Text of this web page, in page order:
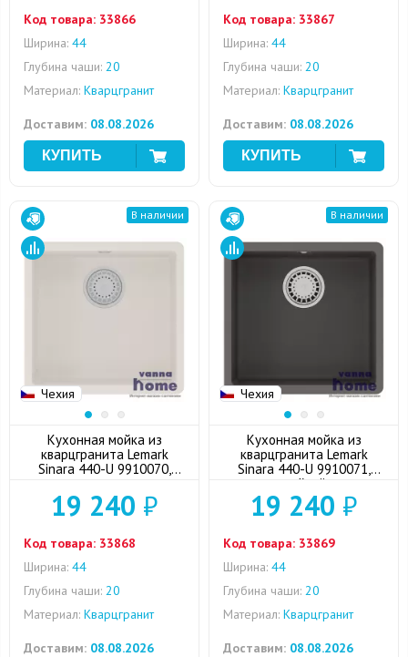
Код товара: 33866
Ширина: 44
Глубина чаши: 20
Материал: Кварцгранит
Доставим: 08.08.2026
Код товара: 33867
Ширина: 44
Глубина чаши: 20
Материал: Кварцгранит
Доставим: 08.08.2026
Чехия
В наличии
Кухонная мойка из
кварцгранита Lemark
Sinara 440-U 9910070,
19 240 ₽
Код товара: 33868
Ширина: 44
Глубина чаши: 20
Материал: Кварцгранит
Доставим: 08.08.2026
Чехия
В наличии
Кухонная мойка из
кварцгранита Lemark
Sinara 440-U 9910071,
серый шёлк
19 240 ₽
Код товара: 33869
Ширина: 44
Глубина чаши: 20
Материал: Кварцгранит
Доставим: 08.08.2026